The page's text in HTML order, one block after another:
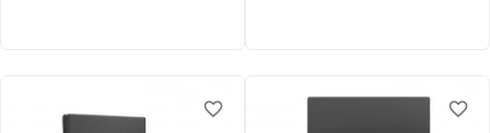
favorite_border
favorite_border
favorite_border favorite_border
favorite_border
favorite_border